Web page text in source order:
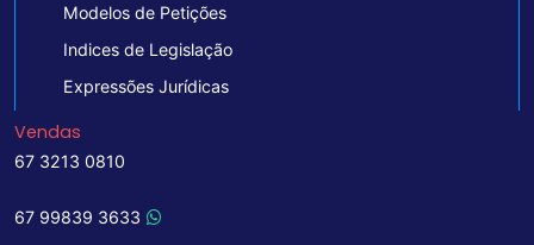
Modelos de Petições
Indices de Legislação
Expressões Jurídicas
Vendas
67 3213 0810
67 99839 3633